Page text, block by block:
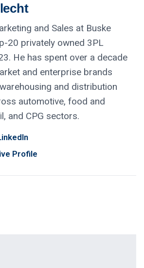
and Sales at Buske
20 privately owned 3PL
He has spent over a decade
and enterprise brands
and distribution
automotive, food and
and CPG sectors.
Profile